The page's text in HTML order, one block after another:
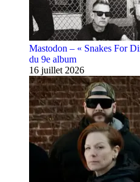
Mastodon – « Snakes For
du 9e album
16 juillet 2026